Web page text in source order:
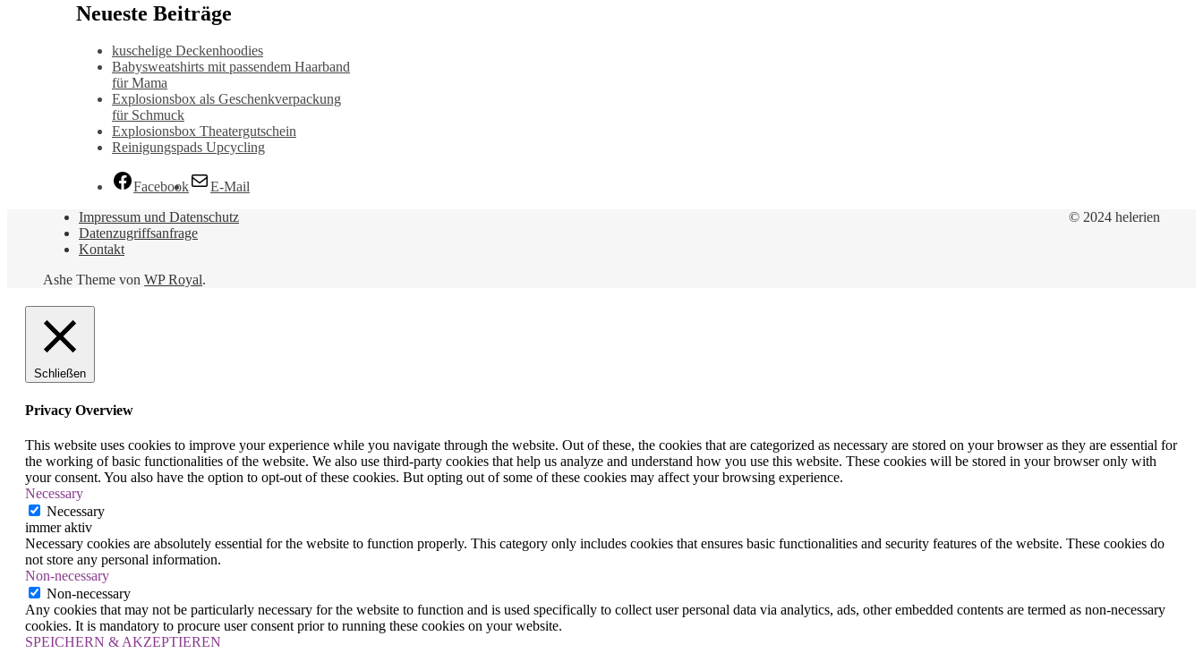
Neueste Beiträge
kuschelige Deckenhoodies
Babysweatshirts mit passendem Haarband
für Mama
Explosionsbox als Geschenkverpackung
für Schmuck
Explosionsbox Theatergutschein
Reinigungspads Upcycling
Facebook
E-Mail
© 2024 helerien
Impressum und Datenschutz
Datenzugriffsanfrage
Kontakt
Ashe Theme von WP Royal.
Schließen
Privacy Overview
This website uses cookies to improve your experience while you navigate through the website. Out of these, the cookies that are categorized as necessary are stored on your browser as they are essential for
the working of basic functionalities of the website. We also use third-party cookies that help us analyze and understand how you use this website. These cookies will be stored in your browser only with
your consent. You also have the option to opt-out of these cookies. But opting out of some of these cookies may affect your browsing experience.
Necessary
Necessary
immer aktiv
Necessary cookies are absolutely essential for the website to function properly. This category only includes cookies that ensures basic functionalities and security features of the website. These cookies do
not store any personal information.
Non-necessary
Non-necessary
Any cookies that may not be particularly necessary for the website to function and is used specifically to collect user personal data via analytics, ads, other embedded contents are termed as non-necessary
cookies. It is mandatory to procure user consent prior to running these cookies on your website.
SPEICHERN & AKZEPTIEREN